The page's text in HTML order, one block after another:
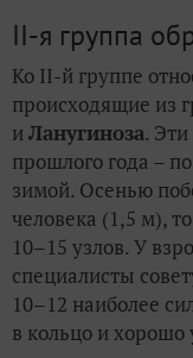
II-я группа
Ко II-й группе
происходящие из
иЛанугиноза.
прошлого года –
зимой. Осенью
человека (1,5 м),
10–15 узлов. У
специалисты
10–12 наиболее
в кольцо и хорошо